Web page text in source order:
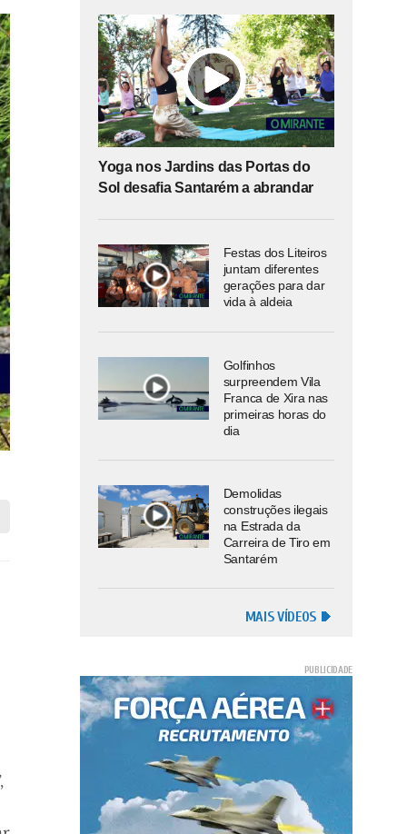
Yoga nos Jardins das Portas do
Sol desafia Santarém a abrandar
Festas dos Liteiros
juntam diferentes
gerações para dar
vida à aldeia
Golfinhos
surpreendem Vila
Franca de Xira nas
primeiras horas do
dia
Demolidas
construções ilegais
na Estrada da
Carreira de Tiro em
Santarém
MAIS VÍDEOS